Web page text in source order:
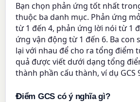
Bạn chọn phản ứng tốt nhất
thuộc ba danh mục. Phản ứng
từ 1 đến 4, phản ứng lời nói từ 1
ứng vận động từ 1 đến 6. Ba con
lại với nhau để cho ra tổng điểm
quả được viết dưới dạng tổng
thành phần cấu thành, ví dụ GCS
Điểm GCS có ý nghĩa gì?